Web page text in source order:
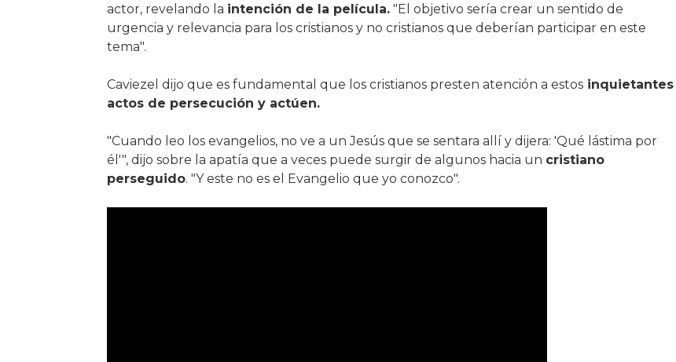
actor, revelando la intención de la película."El objetivo sería crear un sentido de
urgencia y relevancia para los cristianos y no cristianos que deberían participar en este
tema".
Caviezel dijo que es fundamental que los cristianos presten atención a estosinquietantes
actos de persecución y actúen.
"Cuando leo los evangelios, no ve a un Jesús que se sentara allí y dijera: 'Qué lástima por
él'", dijo sobre la apatía que a veces puede surgir de algunos hacia un cristiano
perseguido. "Y este no es el Evangelio que yo conozco".